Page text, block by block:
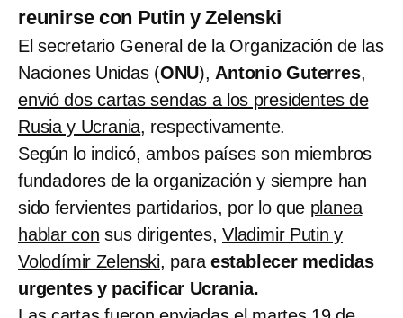
reunirse con Putin y Zelenski
El secretario General de la Organización de las
Naciones Unidas (ONU), Antonio Guterres,
envió dos cartas sendas a los presidentes de
Rusia y Ucrania, respectivamente.
Según lo indicó, ambos países son miembros
fundadores de la organización y siempre han
sido fervientes partidarios, por lo que planea
hablar con sus dirigentes,Vladimir Putin y
Volodímir Zelenski, para establecer medidas
urgentes y pacificar Ucrania.